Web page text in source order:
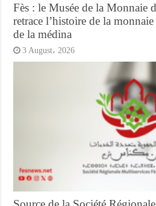
Fès : le Musée de la Monnaie
retrace l’histoire de la
de la médina
3 August، 2026